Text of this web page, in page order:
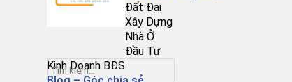
Đất Đai
Xây Dựng
Nhà Ở
Đầu Tư
Kinh Doanh BĐS